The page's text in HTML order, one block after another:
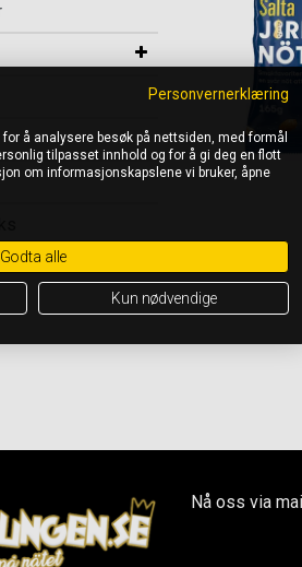
Nå oss via
Personvernerklæring
å analysere besøk på nettsiden, med formål
tilpasset innhold og for å gi deg en flott
om informasjonskapslene vi bruker, åpne
Godta alle
Kun nødvendige